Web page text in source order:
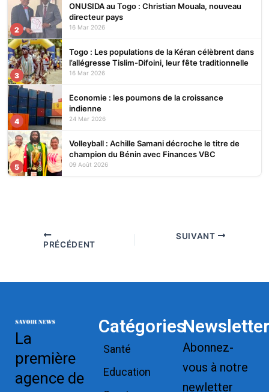
2
ONUSIDA au Togo : Christian Mouala, nouveau
directeur pays
16 Mar 2026
3
Togo : Les populations de la Kéran célèbrent dans
l’allégresse Tislim-Difoini, leur fête traditionnelle
16 Mar 2026
4
Economie : les poumons de la croissance
indienne
24 Mar 2026
5
Volleyball : Achille Samani décroche le titre de
champion du Bénin avec Finances VBC
09 Août 2026
PRÉCÉDENT
SUIVANT
La
première
agence de
Catégories
Santé
Education
Newsletter
Abonnez-
vous à notre
newletter